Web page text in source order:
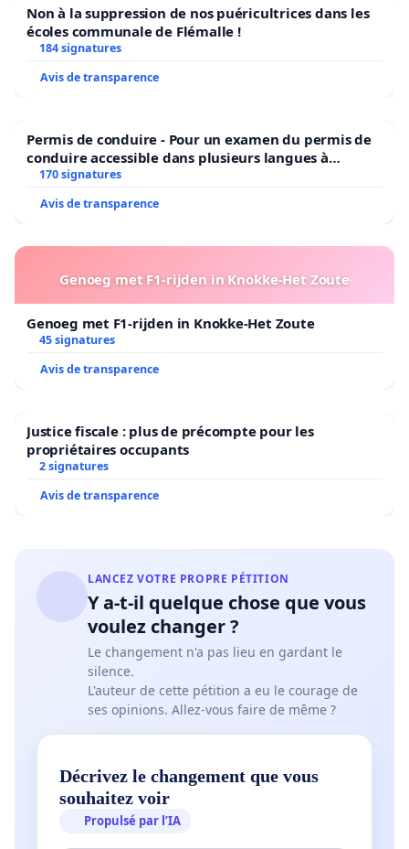
Non à la suppression de nos puéricultrices dans les
écoles communale de Flémalle !
184 signatures
Avis de transparence
Permis de conduire - Pour un examen du permis de
conduire accessible dans plusieurs langues à
Bruxelles
170 signatures
Avis de transparence
Genoeg met F1-rijden in Knokke-Het Zoute
Genoeg met F1-rijden in Knokke-Het Zoute
45 signatures
Avis de transparence
Justice fiscale : plus de précompte pour les
propriétaires occupants
2 signatures
Avis de transparence
LANCEZ VOTRE PROPRE PÉTITION
Y a-t-il quelque chose que vous
voulez changer ?
Le changement n'a pas lieu en gardant le
silence.
L'auteur de cette pétition a eu le courage de
ses opinions. Allez-vous faire de même ?
Décrivez le changement que vous
souhaitez voir
Propulsé par l’IA